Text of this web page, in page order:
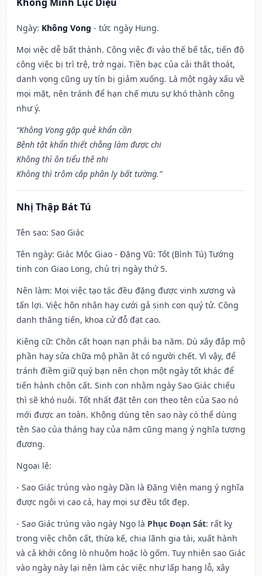
Ngày: Không Vong - tức ngày Hung.
Mọi việc dễ bất thành. Công việc đi vào thế bế tắc, tiến độ
công việc bị trì trệ, trở ngại. Tiền bạc của cải thất thoát,
danh vọng cũng uy tín bị giảm xuống. Là một ngày xấu về
mọi mặt, nên tránh để hạn chế mưu sự khó thành công
như ý.
“Không Vong gặp quẻ khẩn cần
Bệnh tật khẩn thiết chẳng làm được chi
Không thì ôn tiểu thê nhi
Không thì trộm cắp phân ly bất tường.”
Nhị Thập Bát Tú
Tên sao: Sao Giác
Tên ngày: Giác Mộc Giao - Đặng Vũ: Tốt (Bình Tú) Tướng
tinh con Giao Long, chủ trị ngày thứ 5.
Nên làm: Mọi việc tạo tác đều đặng được vinh xương và
tấn lợi. Việc hôn nhân hay cưới gả sinh con quý tử. Công
danh thăng tiến, khoa cử đỗ đạt cao.
Kiêng cữ: Chôn cất hoạn nạn phải ba năm. Dù xây đắp mộ
phần hay sửa chữa mộ phần ắt có người chết. Vì vậy, để
tránh điềm giữ quý bạn nên chọn một ngày tốt khác để
tiến hành chôn cất. Sinh con nhằm ngày Sao Giác chiếu
thì sẽ khó nuôi. Tốt nhất đặt tên con theo tên của Sao nó
mới được an toàn. Không dùng tên sao này có thể dùng
tên Sao của tháng hay của năm cũng mang ý nghĩa tương
đương.
Ngoại lệ:
- Sao Giác trúng vào ngày Dần là Đăng Viên mang ý nghĩa
được ngôi vị cao cả, hay mọi sự đều tốt đẹp.
- Sao Giác trúng vào ngày Ngọ là Phục Đoạn Sát: rất kỵ
trong việc chôn cất, thừa kế, chia lãnh gia tài, xuất hành
và cả khởi công lò nhuộm hoặc lò gốm. Tuy nhiên sao Giác
vào ngày này lại nên làm các việc như lấp hang lỗ, xây